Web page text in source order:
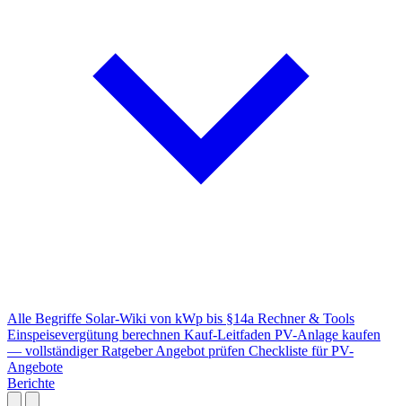
Alle Begriffe Solar-Wiki von kWp bis §14a Rechner & Tools
Einspeisevergütung berechnen Kauf-Leitfaden PV-Anlage kaufen
— vollständiger Ratgeber Angebot prüfen Checkliste für PV-
Angebote
Berichte